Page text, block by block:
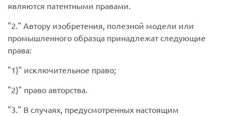
являются патентными правами.
2. Автору изобретения, полезной модели или
промышленного образца принадлежат следующие
права:
1)
исключительное право;
2)
право авторства.
3.
В случаях, предусмотренных настоящим